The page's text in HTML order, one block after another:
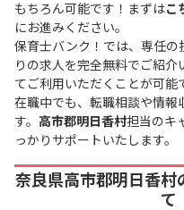
もちろん可能です！まずはこ
にお進みください。
保育士バンク！では、専任の
りの求人を完全無料でご紹介
てご利用いただくことが可能
在職中でも、転職相談や情報
す。 高市郡明日香村担当のキ
っかりサポートいたします。
奈良県高市郡明日香村
て